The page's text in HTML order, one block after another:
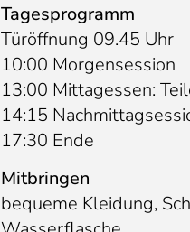
Tagesprogramm
Türöffnung 09.45 Uhr
10:00 Morgensession
13:00 Mittagessen:
14:15
17:30 Ende
Mitbringen
bequeme Kleidung,